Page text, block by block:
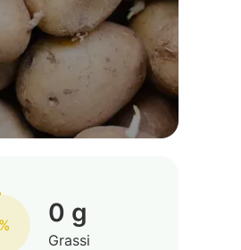
0 g
Grassi